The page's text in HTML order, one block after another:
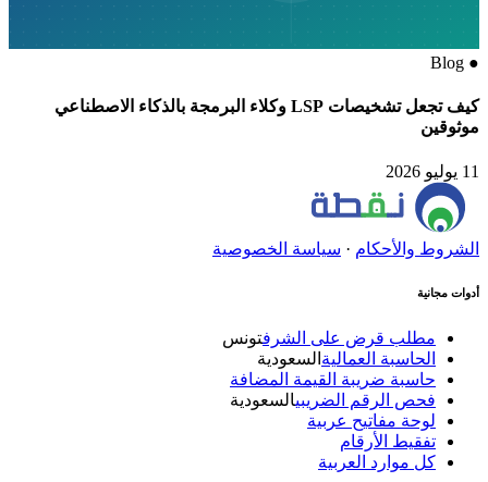
●
Blog
كيف تجعل تشخيصات LSP وكلاء البرمجة بالذكاء الاصطناعي
موثوقين
11 يوليو 2026
الشروط والأحكام· سياسة الخصوصية
أدوات مجانية
مطلب قرض على الشرف تونس
الحاسبة العماليةالسعودية
حاسبة ضريبة القيمة المضافة
فحص الرقم الضريبيالسعودية
لوحة مفاتيح عربية
تفقيط الأرقام
كل موارد العربية